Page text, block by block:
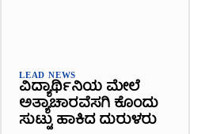
LEAD NEWS
ವಿದ್ಯಾರ್ಥಿನಿಯ ಮೇಲೆ
ಅತ್ಯಾಚಾರವೆಸಗಿ ಕೊಂದು
ಸುಟ್ಟು ಹಾಕಿದ ದುರುಳರು